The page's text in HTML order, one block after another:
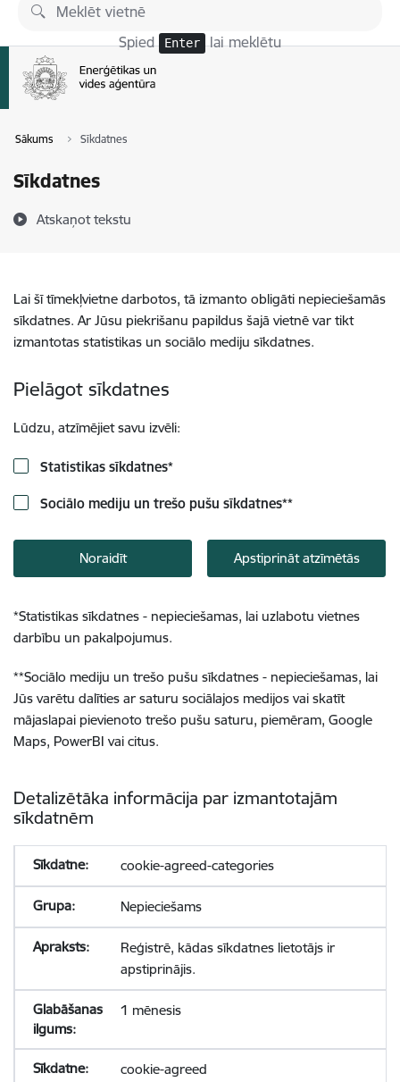
Pāriet uz lapas saturu
Spied Enter lai meklētu
Sākums Sīkdatnes
Sīkdatnes
Atskaņot tekstu
Lai šī tīmekļvietne darbotos, tā izmanto obligāti nepieciešamās
sīkdatnes. Ar Jūsu piekrišanu papildus šajā vietnē var tikt
izmantotas statistikas un sociālo mediju sīkdatnes.
Pielāgot sīkdatnes
Lūdzu, atzīmējiet savu izvēli:
Statistikas sīkdatnes*
Sociālo mediju un trešo pušu sīkdatnes**
Noraidīt Apstiprināt atzīmētās
*Statistikas sīkdatnes - nepieciešamas, lai uzlabotu vietnes
darbību un pakalpojumus.
**Sociālo mediju un trešo pušu sīkdatnes - nepieciešamas, lai
Jūs varētu dalīties ar saturu sociālajos medijos vai skatīt
mājaslapai pievienoto trešo pušu saturu, piemēram, Google
Maps, PowerBI vai citus.
Detalizētāka informācija par izmantotajām
sīkdatnēm
cookie-agreed-categories
Nepieciešams
Reģistrē, kādas sīkdatnes lietotājs ir
apstiprinājis.
1 mēnesis
cookie-agreed